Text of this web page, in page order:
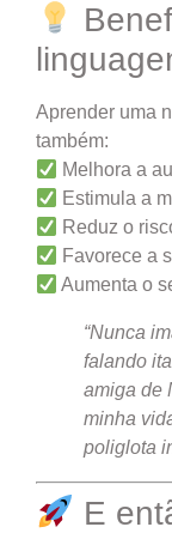
Aprender uma
também:
Melhora a
Estimula a
Reduz o
Favorece a
Aumenta o
“Nunca
falando
amiga de
minha
poliglota
E